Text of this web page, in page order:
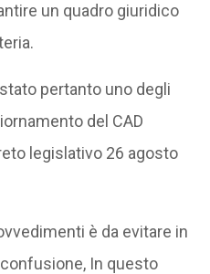
un quadro giuridico
pertanto uno degli
del CAD
legislativo 26 agosto
è da evitare in
In questo